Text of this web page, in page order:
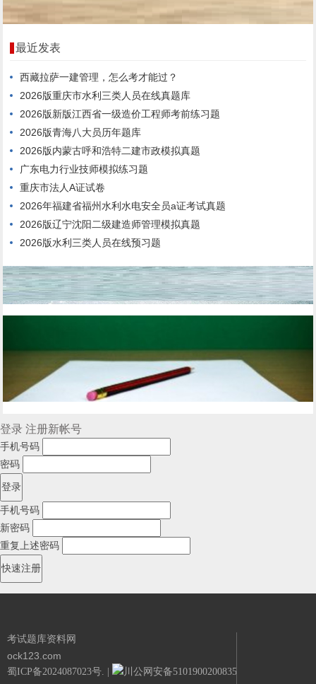
最近发表
西藏拉萨一建管理，怎么考才能过？
2026版重庆市水利三类人员在线真题库
2026版新版江西省一级造价工程师考前练习题
2026版青海八大员历年题库
2026版内蒙古呼和浩特二建市政模拟真题
广东电力行业技师模拟练习题
重庆市法人A证试卷
2026年福建省福州水利水电安全员a证考试真题
2026版辽宁沈阳二级建造师管理模拟真题
2026版水利三类人员在线预习题
登录 注册新帐号
手机号码
密码
手机号码
新密码
重复上述密码
考试题库资料网
ock123.com
蜀ICP备2024087023号. 川公网安备51019002008351号.